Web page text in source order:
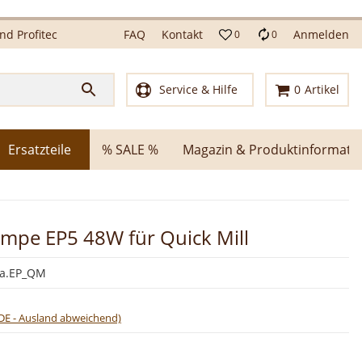
Profitec FAQ Kontakt 0 0 Anmelden
Service & Hilfe 0 Artikel
Ersatzteile % SALE % Magazin &
EP5 48W für Quick Mill
- Ausland abweichend)